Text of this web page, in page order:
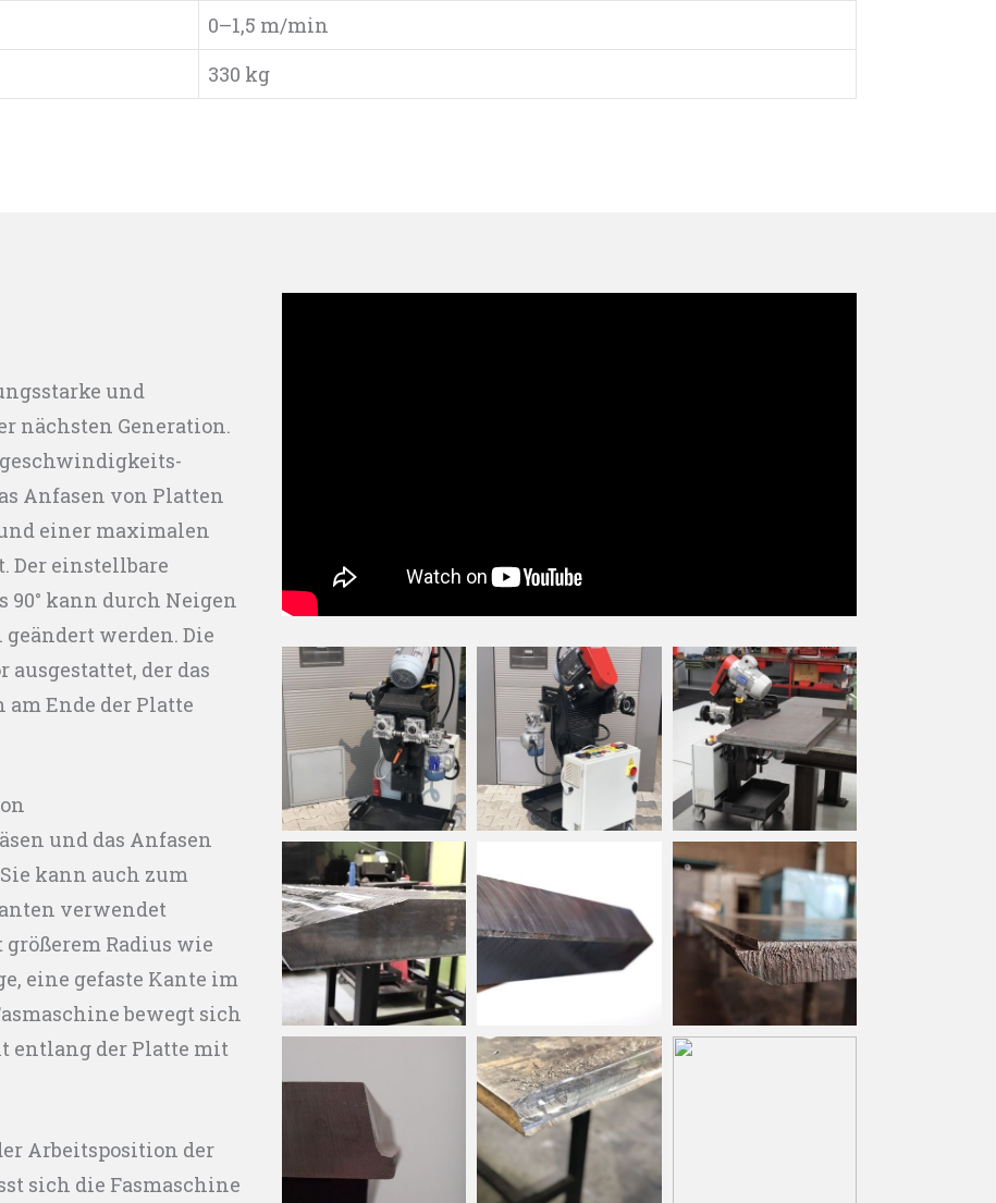
0–1,5 m/min
330 kg
und
nächsten Generation.
Anfasen von Platten
einer maximalen
Der einstellbare
90° kann durch Neigen
werden. Die
der das
am Ende der Platte
und das Anfasen
kann auch zum
verwendet
Radius wie
eine gefaste Kante im
bewegt sich
entlang der Platte mit
Arbeitsposition der
sich die Fasmaschine